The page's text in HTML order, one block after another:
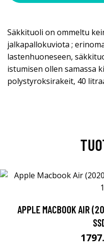
Säkkituoli on ommeltu
jalkapallokuviota ;
lastenhuoneseen,
istumisen ollen samassa
polystyroksirakeit, 40
APPLE MACBOOK AIR